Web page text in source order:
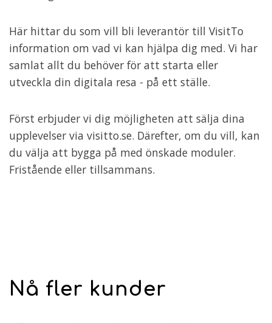
Här hittar du som vill bli leverantör till VisitTo
information om vad vi kan hjälpa dig med. Vi har
samlat allt du behöver för att starta eller
utveckla din digitala resa - på ett ställe.
Först erbjuder vi dig möjligheten att sälja dina
upplevelser via visitto.se. Därefter, om du vill, kan
du välja att bygga på med önskade moduler.
Fristående eller tillsammans.
Nå fler kunder